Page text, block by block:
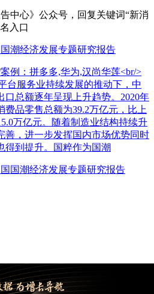
心》公众号，回复关键词“新消
入口
潮经济发展专题研究报告
例：拼多多,华为,汉尚华莲<br/>
台服务业持续发展的推动下，中
口总额逐年呈现上升趋势。2020年
费品零售总额为39.2万亿元，比上
万亿元。随着制造业结构持续升
善，进一步发挥国内市场优势同时
得到提升。国粹作为国潮